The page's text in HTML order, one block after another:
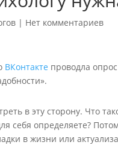
| Нет комментариев
ВКонтакте проводла
в эту сторону. Что
себя определяете?
в жизни или